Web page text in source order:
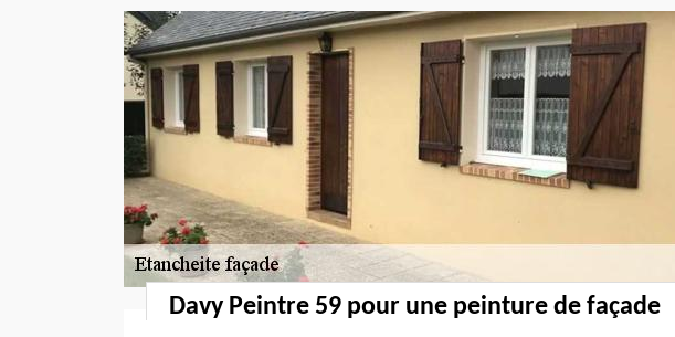
Davy Peintre 59 pour une peinture de façade